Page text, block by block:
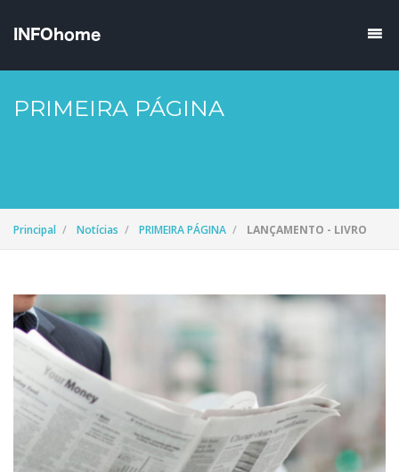
PRIMEIRA PÁGINA
Principal Notícias PRIMEIRA PÁGINA LANÇAMENTO - LIVRO